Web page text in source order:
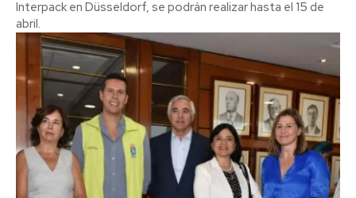
Interpack en Düsseldorf, se podrán realizar hasta el 15 de
abril.